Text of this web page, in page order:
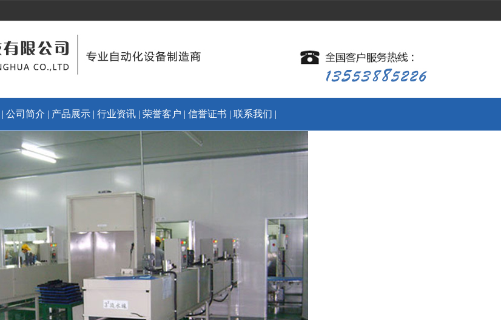
| 公司简介 | 产品展示 | 行业资讯 | 荣誉客户 | 信誉证书 | 联系我们 |